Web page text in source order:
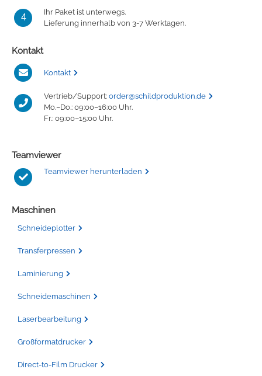
4
Ihr Paket ist unterwegs.
Lieferung innerhalb von 3-7 Werktagen.
Kontakt
Kontakt
Vertrieb/Support: order@schildproduktion.de
Mo.–Do.: 09:00–16:00 Uhr.
Fr.: 09:00–15:00 Uhr.
Teamviewer
Teamviewer herunterladen
Maschinen
Schneideplotter
Transferpressen
Laminierung
Schneidemaschinen
Laserbearbeitung
Großformatdrucker
Direct-to-Film Drucker